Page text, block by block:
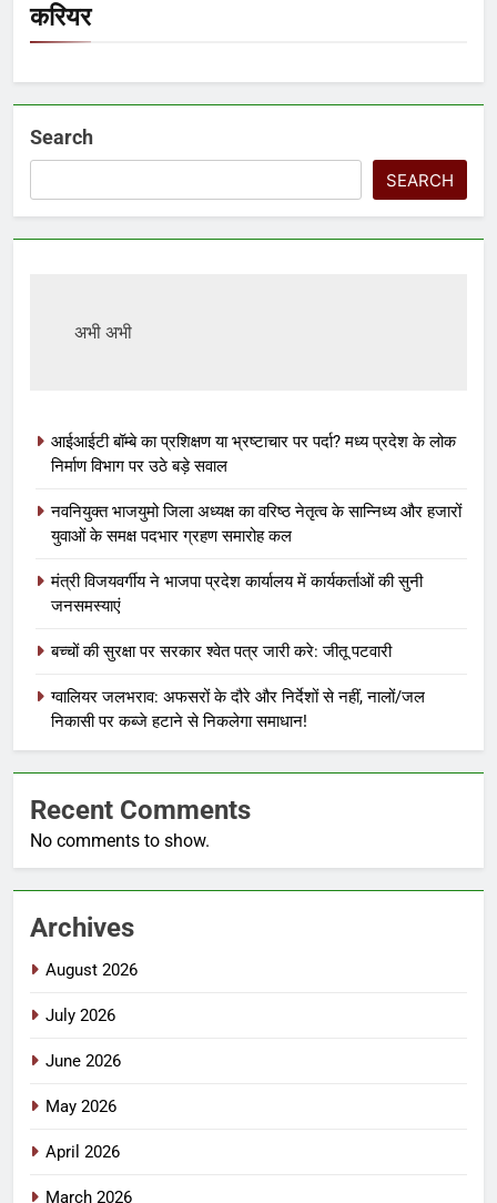
करियर
Search
SEARCH
अभी अभी
आईआईटी बॉम्बे का प्रशिक्षण या भ्रष्टाचार पर पर्दा? मध्य प्रदेश के लोक
निर्माण विभाग पर उठे बड़े सवाल
नवनियुक्त भाजयुमो जिला अध्यक्ष का वरिष्ठ नेतृत्व के सान्निध्य और हजारों
युवाओं के समक्ष पदभार ग्रहण समारोह कल
मंत्री विजयवर्गीय ने भाजपा प्रदेश कार्यालय में कार्यकर्ताओं की सुनी
जनसमस्याएं
बच्चों की सुरक्षा पर सरकार श्वेत पत्र जारी करे: जीतू पटवारी
ग्वालियर जलभराव: अफसरों के दौरे और निर्देशों से नहीं, नालों/जल
निकासी पर कब्जे हटाने से निकलेगा समाधान!
Recent Comments
No comments to show.
Archives
August 2026
July 2026
June 2026
May 2026
April 2026
March 2026